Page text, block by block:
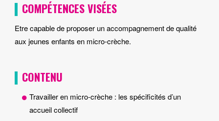
COMPÉTENCES VISÉES
Etre capable de proposer un accompagnement de qualité
aux jeunes enfants en micro-crèche.
CONTENU
Travailler en micro-crèche : les spécificités d’un
accueil collectif